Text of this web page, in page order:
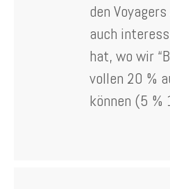
den
auch
hat, wo wir
vollen 20 %
können (5 %